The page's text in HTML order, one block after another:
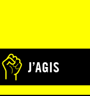
J’AGIS